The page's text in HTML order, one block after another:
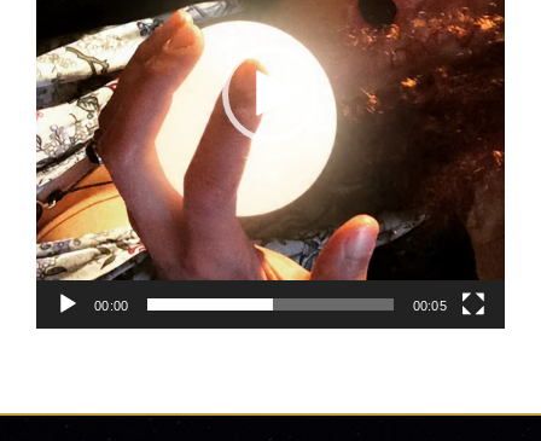
00:00 00:05